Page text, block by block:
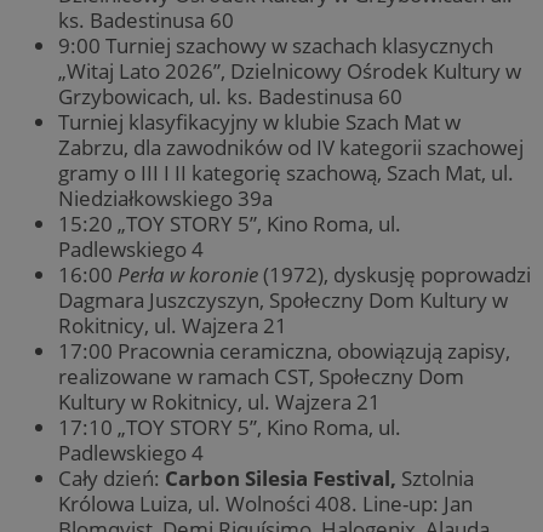
ks. Badestinusa 60
9:00 Turniej szachowy w szachach klasycznych
„Witaj Lato 2026”, Dzielnicowy Ośrodek Kultury w
Grzybowicach, ul. ks. Badestinusa 60
Turniej klasyfikacyjny w klubie Szach Mat w
Zabrzu, dla zawodników od IV kategorii szachowej
gramy o III I II kategorię szachową, Szach Mat, ul.
Niedziałkowskiego 39a
15:20 „TOY STORY 5”, Kino Roma, ul.
Padlewskiego 4
16:00 Perła w koronie(1972), dyskusję poprowadzi
Dagmara Juszczyszyn, Społeczny Dom Kultury w
Rokitnicy, ul. Wajzera 21
17:00 Pracownia ceramiczna, obowiązują zapisy,
realizowane w ramach CST, Społeczny Dom
Kultury w Rokitnicy, ul. Wajzera 21
17:10 „TOY STORY 5”, Kino Roma, ul.
Padlewskiego 4
Cały dzień: Carbon Silesia Festival, Sztolnia
Królowa Luiza, ul. Wolności 408. Line-up: Jan